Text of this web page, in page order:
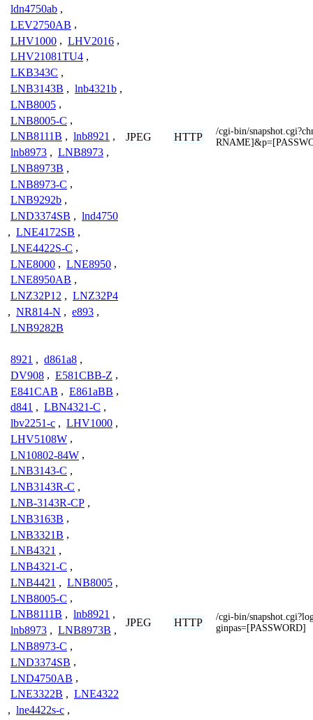
ldn4750ab ,
LEV2750AB ,
LHV1000 , LHV2016 ,
LHV21081TU4 ,
LKB343C ,
LNB3143B , lnb4321b ,
LNB8005 ,
LNB8005-C ,
LNB8111B , lnb8921 ,
lnb8973 , LNB8973 ,
LNB8973B ,
LNB8973-C ,
LNB9292b ,
LND3374SB , lnd4750
, LNE4172SB ,
LNE4422S-C ,
LNE8000 , LNE8950 ,
LNE8950AB ,
LNZ32P12 , LNZ32P4
, NR814-N , e893 ,
LNB9282B
JPEG HTTP
/cgi-bin/
8921 , d861a8 ,
DV908 , E581CBB-Z ,
E841CAB , E861aBB ,
d841 , LBN4321-C ,
lbv2251-c , LHV1000 ,
LHV5108W ,
LN10802-84W ,
LNB3143-C ,
LNB3143R-C ,
LNB-3143R-CP ,
LNB3163B ,
LNB3321B ,
LNB4321 ,
LNB4321-C ,
LNB4421 , LNB8005 ,
LNB8005-C ,
LNB8111B , lnb8921 ,
lnb8973 , LNB8973B ,
LNB8973-C ,
LND3374SB ,
LND4750AB ,
LNE3322B , LNE4322
, lne4422s-c ,
JPEG HTTP
/cgi-bin/
ginpas=[PASSWORD]